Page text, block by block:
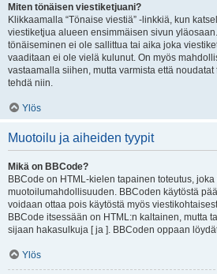
Miten tönäisen viestiketjuani?
Klikkaamalla “Tönaise viestiä” -linkkiä, kun
viestiketjua alueen ensimmäisen sivun
tönäiseminen ei ole sallittua tai aika joka
vaaditaan ei ole vielä kulunut. On myös
vastaamalla siihen, mutta varmista että
tehdä niin.
Ylös
Muotoilu ja aiheiden tyypit
Mikä on BBCode?
BBCode on HTML-kielen tapainen toteutus,
muotoilumahdollisuuden. BBCoden käytöstä
voidaan ottaa pois käytöstä myös
BBCode itsessään on HTML:n kaltainen, mutta
sijaan hakasulkuja [ ja ]. BBCoden oppaan
Ylös